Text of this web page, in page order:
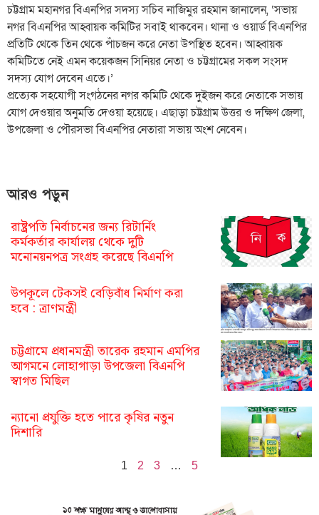
চট্টগ্রাম মহানগর বিএনপির সদস্য সচিব নাজিমুর রহমান জানালেন, ‘সভায়
নগর বিএনপির আহ্বায়ক কমিটির সবাই থাকবেন। থানা ও ওয়ার্ড বিএনপির
প্রতিটি থেকে তিন থেকে পাঁচজন করে নেতা উপস্থিত হবেন। আহ্বায়ক
কমিটিতে নেই এমন কয়েকজন সিনিয়র নেতা ও চট্টগ্রামের সকল সংসদ
সদস্য যোগ দেবেন এতে।’
প্রত্যেক সহযোগী সংগঠনের নগর কমিটি থেকে দুইজন করে নেতাকে সভায়
যোগ দেওয়ার অনুমতি দেওয়া হয়েছে। এছাড়া চট্টগ্রাম উত্তর ও দক্ষিণ জেলা,
উপজেলা ও পৌরসভা বিএনপির নেতারা সভায় অংশ নেবেন।
আরও পড়ুন
রাষ্ট্রপতি নির্বাচনের জন্য রিটার্নিং
কর্মকর্তার কার্যালয় থেকে দুটি
মনোনয়নপত্র সংগ্রহ করেছে বিএনপি
উপকূলে টেকসই বেড়িবাঁধ নির্মাণ করা
হবে : ত্রাণমন্ত্রী
চট্টগ্রামে প্রধানমন্ত্রী তারেক রহমান এমপির
আগমনে লোহাগাড়া উপজেলা বিএনপি
স্বাগত মিছিল
ন্যানো প্রযুক্তি হতে পারে কৃষির নতুন
দিশারি
1 2 3 … 5